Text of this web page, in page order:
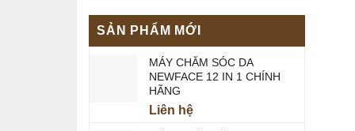
SẢN PHẨM MỚI
MÁY CHĂM SÓC DA
NEWFACE 12 IN 1 CHÍNH
HÃNG
Liên hệ